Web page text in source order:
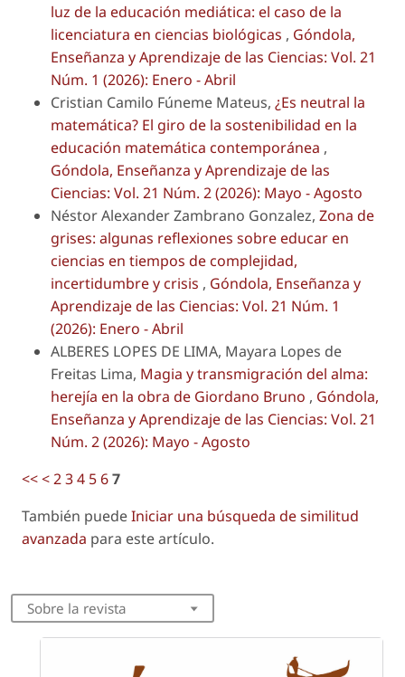
luz de la educación mediática: el caso de la
licenciatura en ciencias biológicas , Góndola,
Enseñanza y Aprendizaje de las Ciencias: Vol. 21
Núm. 1 (2026): Enero - Abril
Cristian Camilo Fúneme Mateus, ¿Es neutral la
matemática? El giro de la sostenibilidad en la
educación matemática contemporánea ,
Góndola, Enseñanza y Aprendizaje de las
Ciencias: Vol. 21 Núm. 2 (2026): Mayo - Agosto
Néstor Alexander Zambrano Gonzalez, Zona de
grises: algunas reflexiones sobre educar en
ciencias en tiempos de complejidad,
incertidumbre y crisis , Góndola, Enseñanza y
Aprendizaje de las Ciencias: Vol. 21 Núm. 1
(2026): Enero - Abril
ALBERES LOPES DE LIMA, Mayara Lopes de
Freitas Lima, Magia y transmigración del alma:
herejía en la obra de Giordano Bruno , Góndola,
Enseñanza y Aprendizaje de las Ciencias: Vol. 21
Núm. 2 (2026): Mayo - Agosto
<<<234 567
También puedeIniciar una búsqueda de similitud
avanzada para este artículo.
Sobre la revista